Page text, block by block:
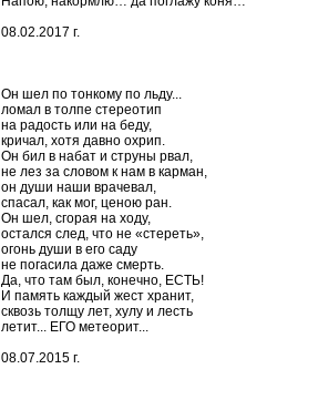
08.02.2017 г.
Он шел по тонкому по льду...
ломал в толпе стереотип
на радость или на беду,
кричал, хотя давно охрип.
Он бил в набат и струны рвал,
не лез за словом к нам в карман,
он души наши врачевал,
спасал, как мог, ценою ран.
Он шел, сгорая на ходу,
остался след, что не «стереть»,
огонь души в его саду
не погасила даже смерть.
Да, что там был, конечно, ЕСТЬ!
И память каждый жест хранит,
сквозь толщу лет, хулу и лесть
летит... ЕГО метеорит...
08.07.2015 г.